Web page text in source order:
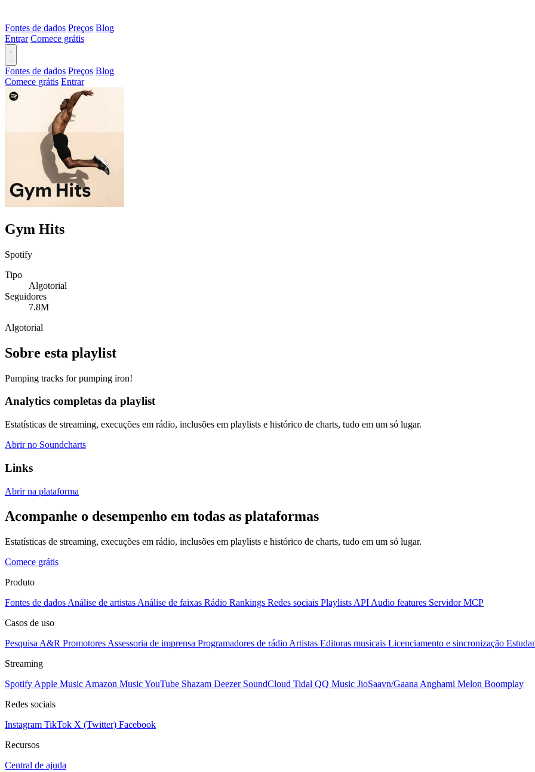
Fontes de dados Preços Blog
Entrar Comece grátis
Fontes de dados Preços Blog
Comece grátis Entrar
Gym Hits
Spotify
Tipo
Algotorial
Seguidores
7.8M
Algotorial
Sobre esta playlist
Pumping tracks for pumping iron!
Analytics completas da playlist
Estatísticas de streaming, execuções em rádio, inclusões em playlists e histórico de charts, tudo em um só lugar.
Abrir no Soundcharts
Links
Abrir na plataforma
Acompanhe o desempenho em todas as plataformas
Estatísticas de streaming, execuções em rádio, inclusões em playlists e histórico de charts, tudo em um só lugar.
Comece grátis
Produto
Fontes de dados Análise de artistas Análise de faixas Rádio Rankings Redes sociais Playlists API Audio features Servidor MCP
Casos de uso
Pesquisa A&R Promotores Assessoria de imprensa Programadores de rádio Artistas Editoras musicais Licenciamento e sincronização
Streaming
Spotify Apple Music Amazon MusicYouTube Shazam Deezer SoundCloud Tidal QQ Music JioSaavn/Gaana Anghami Melon Boomplay
Redes sociais
Instagram TikTok X (Twitter) Facebook
Recursos
Central de ajuda